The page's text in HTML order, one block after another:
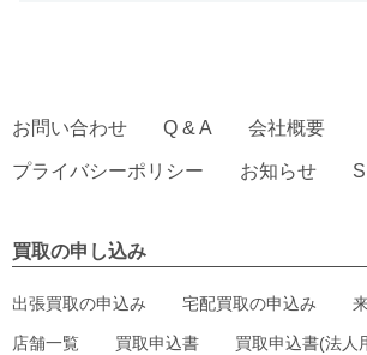
お問い合わせ Q & A 会社概要
プライバシーポリシー お知らせ
買取の申し込み
出張買取の申込み 宅配買取の申込み
店舗一覧 買取申込書 買取申込書(法人